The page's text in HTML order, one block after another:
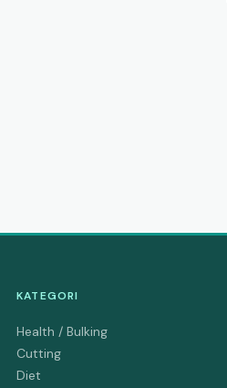
KATEGORI
Health / Bulking
Cutting
Diet